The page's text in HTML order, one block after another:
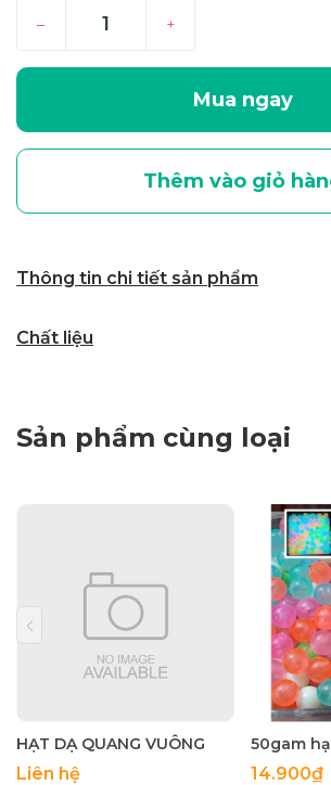
– +
Mua ngay
Thêm vào giỏ
Thông tin chi tiết sản phẩm
Chất liệu
Sản phẩm cùng loại
HẠT DẠ QUANG VUÔNG
Liên hệ 14.900₫